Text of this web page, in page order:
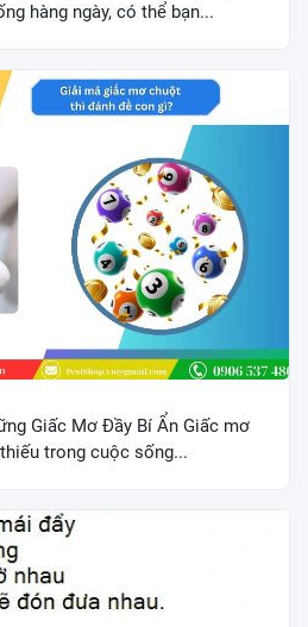
hàng ngày, có thể bạn...
Giấc Mơ Đầy Bí Ẩn Giấc mơ
trong cuộc sống...